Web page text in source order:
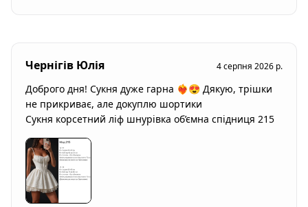
Чернігів Юлія 4 серпня 2026 р.
Доброго дня! Сукня дуже гарна ❤️‍🔥😍 Дякую, трішки
не прикриває, але докуплю шортики
Сукня корсетний ліф шнурівка об’ємна спідниця 215